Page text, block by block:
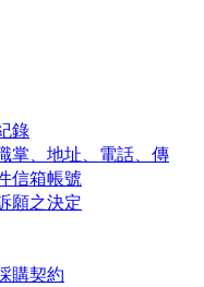
錄
掌、地址、電話、傳
信箱帳號
願之決定
購契約